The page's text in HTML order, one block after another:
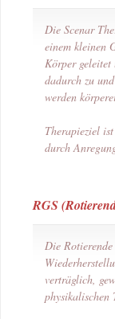
Die Scenar
einem kleinen
Körper
dadurch zu
werden
Therapieziel
durch
RGS
Die
verträglich,
physikalischen